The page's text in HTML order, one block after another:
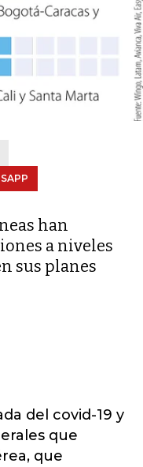
han
a niveles
sus planes
del covid-19 y
que
que